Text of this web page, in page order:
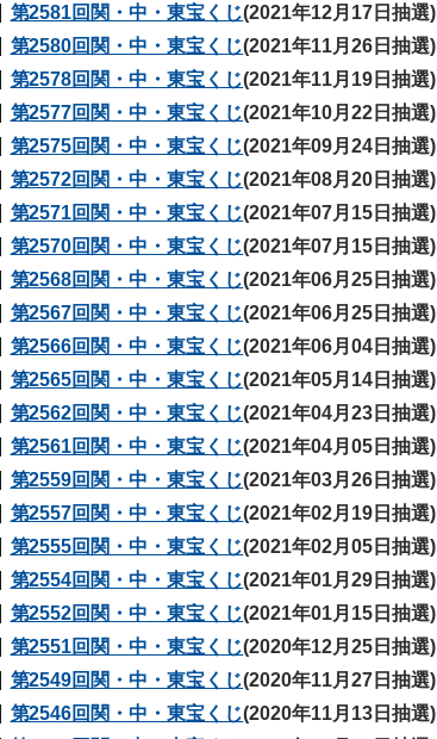
第2581回関・中・東宝くじ(2021年12月17日抽選)
第2580回関・中・東宝くじ(2021年11月26日抽選)
第2578回関・中・東宝くじ(2021年11月19日抽選)
第2577回関・中・東宝くじ(2021年10月22日抽選)
第2575回関・中・東宝くじ(2021年09月24日抽選)
第2572回関・中・東宝くじ(2021年08月20日抽選)
第2571回関・中・東宝くじ(2021年07月15日抽選)
第2570回関・中・東宝くじ(2021年07月15日抽選)
第2568回関・中・東宝くじ(2021年06月25日抽選)
第2567回関・中・東宝くじ(2021年06月25日抽選)
第2566回関・中・東宝くじ(2021年06月04日抽選)
第2565回関・中・東宝くじ(2021年05月14日抽選)
第2562回関・中・東宝くじ(2021年04月23日抽選)
第2561回関・中・東宝くじ(2021年04月05日抽選)
第2559回関・中・東宝くじ(2021年03月26日抽選)
第2557回関・中・東宝くじ(2021年02月19日抽選)
第2555回関・中・東宝くじ(2021年02月05日抽選)
第2554回関・中・東宝くじ(2021年01月29日抽選)
第2552回関・中・東宝くじ(2021年01月15日抽選)
第2551回関・中・東宝くじ(2020年12月25日抽選)
第2549回関・中・東宝くじ(2020年11月27日抽選)
第2546回関・中・東宝くじ(2020年11月13日抽選)